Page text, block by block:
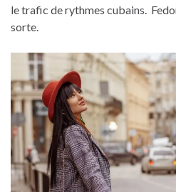
le trafic de rythmes cubains.
sorte.